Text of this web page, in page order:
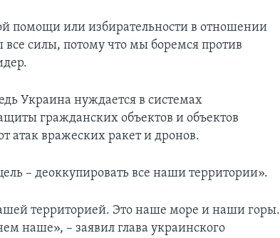
помощи или избирательности в отношении
силы, потому что мы боремся против
Украина нуждается в системах
гражданских объектов и объектов
атак вражеских ракет и дронов.
– деоккупировать все наши территории».
территорией. Это наше море и наши горы.
наше», – заявил глава украинского